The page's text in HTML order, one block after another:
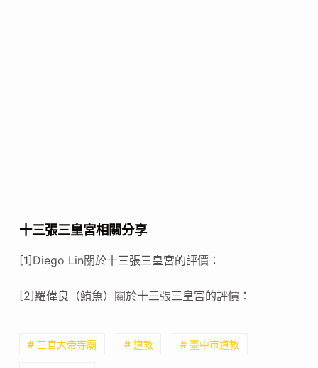
十三張三皇宮相關分享
[1]Diego Lin關於十三張三皇宮的評價：
[2]羅偉良（鮪魚）關於十三張三皇宮的評價：
# 三官大帝寺廟 # 道教 # 臺中市道教